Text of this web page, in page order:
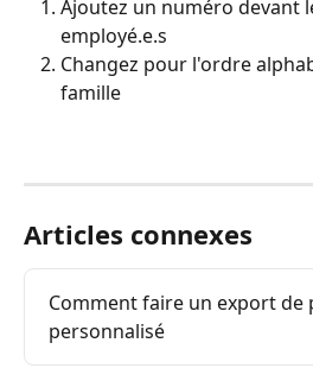
Ajoutez un numéro devant
employé.e.s
Changez pour l'ordre
famille
Articles connexes
Comment faire un export de
personnalisé